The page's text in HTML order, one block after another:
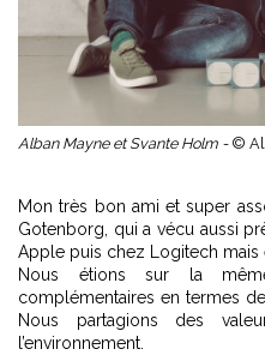
Alban Mayne et Svante Holm - ©
Mon très bon ami et super
Gotenborg, qui a vécu aussi
Apple puis chez Logitech mais
Nous étions sur la
complémentaires en termes
Nous partagions des
l’environnement.